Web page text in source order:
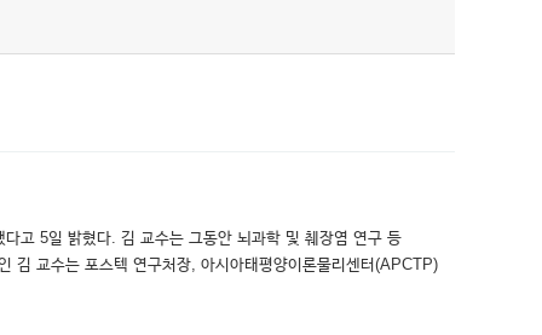
고 5일 밝혔다. 김 교수는 그동안 뇌과학 및 췌장염 연구 등
김 교수는 포스텍 연구처장, 아시아태평양이론물리센터(APCTP)